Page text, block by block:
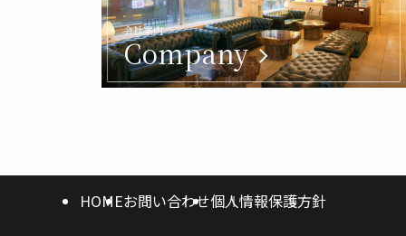
会社案内
Company
HOMEお問い合わせ個人情報保護方針